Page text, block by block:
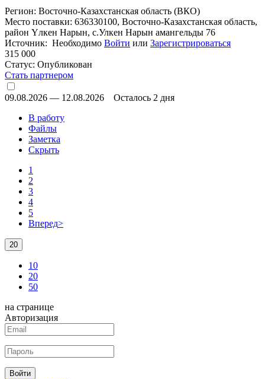
Регион: Восточно-Казахстанская область (ВКО)
Место поставки: 636330100, Восточно-Казахстанская область,
район Үлкен Нарын, с.Улкен Нарын амангельды 76
Источник: Необходимо Войти или Зарегистрироваться
315 000
Статус: Опубликован
Стать партнером
09.08.2026 — 12.08.2026
Осталось 2 дня
В работу
Файлы
Заметка
Скрыть
1
2
3
4
5
Вперед>
20
10
20
50
на странице
Авторизация
Войти